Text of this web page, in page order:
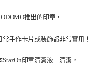
推出的印章，
手作卡片或裝飾都非常實用！
印章清潔液」清潔，